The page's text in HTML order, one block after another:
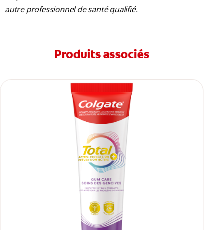
autre professionnel de santé qualifié.
Produits associés